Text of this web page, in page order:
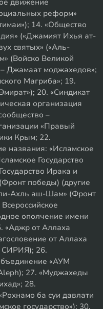
реформ»
14. «Общество
(«Джамият Ихья ат-
святых» («Аль-
(Войско Великой
Джамаат моджахедов»;
Магриба»; 19.
20. «Синдикат
организация
–
«Правый
Крым; 22.
названия: «Исламское
Государство
Ирака и
победы) (другие
Ахль аш-Шам» (Фронт
ополчение имени
«Аджр от Аллаха
от Аллаха
СИРИЯ); 26.
«АУМ
27. «Муджахеды
28.
ба суи давлати
государство»); 30.